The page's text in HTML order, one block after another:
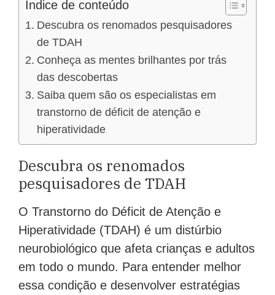
Índice de conteúdo
Descubra os renomados pesquisadores
de TDAH
Conheça as mentes brilhantes por trás
das descobertas
Saiba quem são os especialistas em
transtorno de déficit de atenção e
hiperatividade
Descubra os renomados
pesquisadores de TDAH
O Transtorno do Déficit de Atenção e
Hiperatividade (TDAH) é um distúrbio
neurobiológico que afeta crianças e adultos
em todo o mundo. Para entender melhor
essa condição e desenvolver estratégias